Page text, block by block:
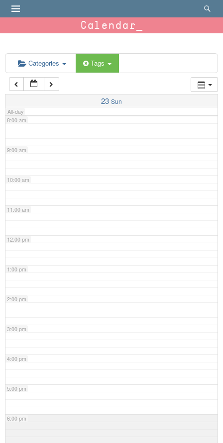
Calendar
Categories Tags
23 Sun
All-day
6:00 am
7:00 am
8:00 am
9:00 am
10:00 am
11:00 am
12:00 pm
1:00 pm
2:00 pm
3:00 pm
4:00 pm
5:00 pm
6:00 pm